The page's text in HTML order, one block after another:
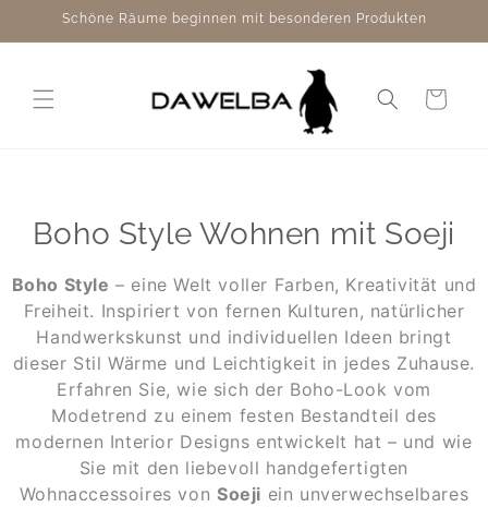
zum
Inhalt
Schöne Räume beginnen mit besonderen Produkten
Warenkorb
Boho Style Wohnen mit Soeji
Boho Style – eine Welt voller Farben, Kreativität und
Freiheit. Inspiriert von fernen Kulturen, natürlicher
Handwerkskunst und individuellen Ideen bringt
dieser Stil Wärme und Leichtigkeit in jedes Zuhause.
Erfahren Sie, wie sich der Boho-Look vom
Modetrend zu einem festen Bestandteil des
modernen Interior Designs entwickelt hat – und wie
Sie mit den liebevoll handgefertigten
Wohnaccessoires von Soeji ein unverwechselbares